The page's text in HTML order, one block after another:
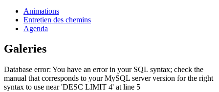
Animations
Entretien des chemins
Agenda
Galeries
Database error: You have an error in your SQL syntax; check the
manual that corresponds to your MySQL server version for the right
syntax to use near 'DESC LIMIT 4' at line 5